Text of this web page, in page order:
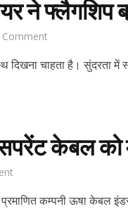
ने फ्लैगशिप
Comment
चाहता है। सुंदरता में
केबल को
कम्पनी ऊषा केबल